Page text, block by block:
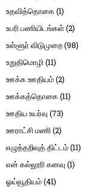
உதவித்தொகை(1)
உபரி பணியிடங்கள்(2)
உள்ளூர் விடுமுறை(98)
உறுதிமொழி(11)
ஊக்க ஊதியம்(2)
ஊக்கத்தொகை(11)
ஊதிய உயர்வு (73)
ஊராட்சி மணி(2)
எழுத்தறிவுத் திட்டம்(11)
என் கல்லூரி கனவு (1)
ஓய்வூதியம்(41)